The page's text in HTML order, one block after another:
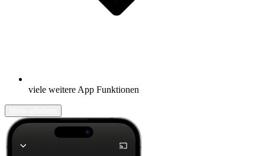
viele weitere App Funktionen